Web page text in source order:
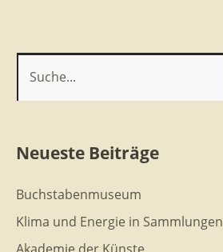
Neueste Beiträge
Buchstabenmuseum
Klima und Energie in Sammlungen